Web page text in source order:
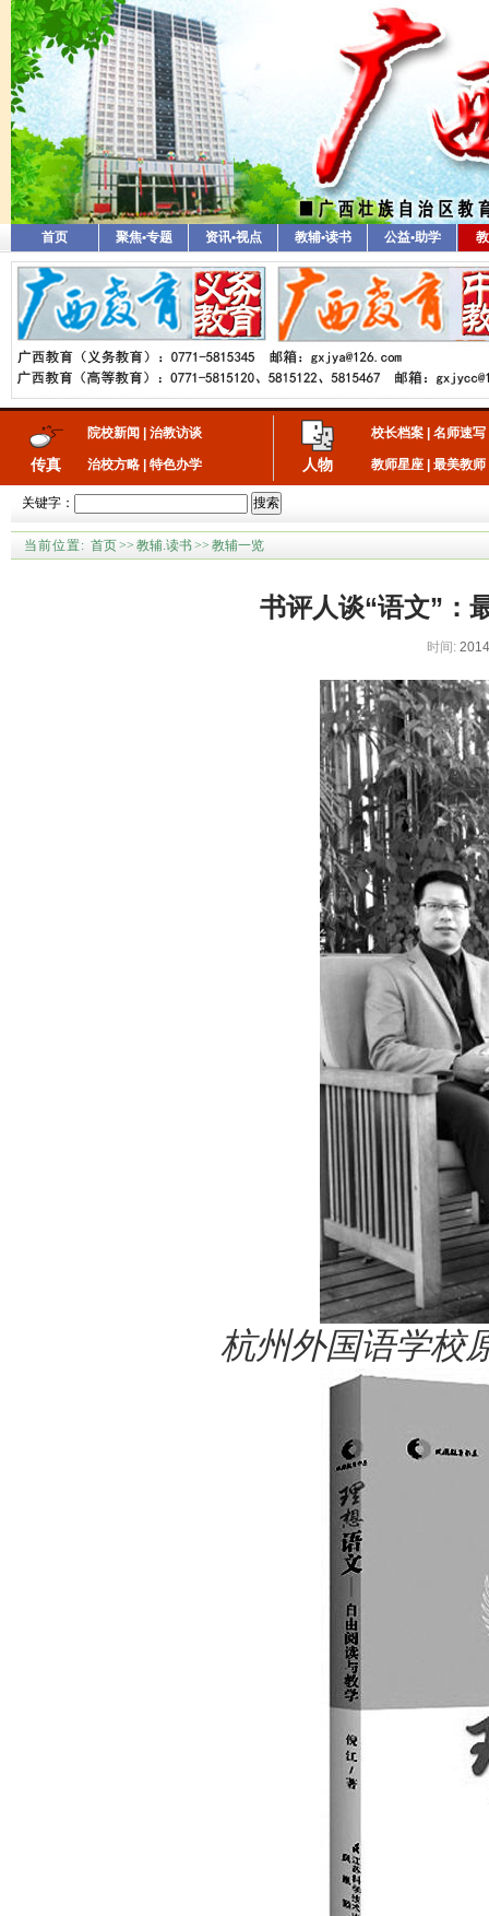
首页 聚焦•专题 资讯•视点 教辅•读书 公益•助学
传真
院校新闻 治教访谈
治校方略 特色办学 人物
校长档案 名师速写
教师星座 最美教师
关键字： 搜索
当前位置: 首页>> 教辅.读书>> 教辅一览
书评人谈“语文”：
时间:
杭州外国语学校